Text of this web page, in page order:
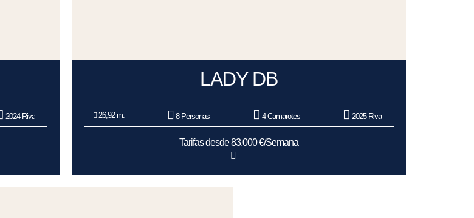
2024 Riva
LADY DB
26,92 m. 8 Personas 4 Camarotes 2025 Riva
Tarifas desde 83.000 €/Semana